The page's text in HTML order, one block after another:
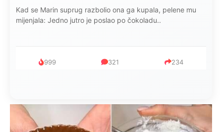
Isidora je govorila šta ju je razbolelo: “Nisam jela kobasice,
niti pušila cigare, ali ovo je najkancerogenije…”
753 182 95